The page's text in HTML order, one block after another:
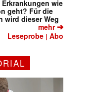
wie
geht? Für die
wird dieser Weg
mehr➔
Leseprobe |Abo